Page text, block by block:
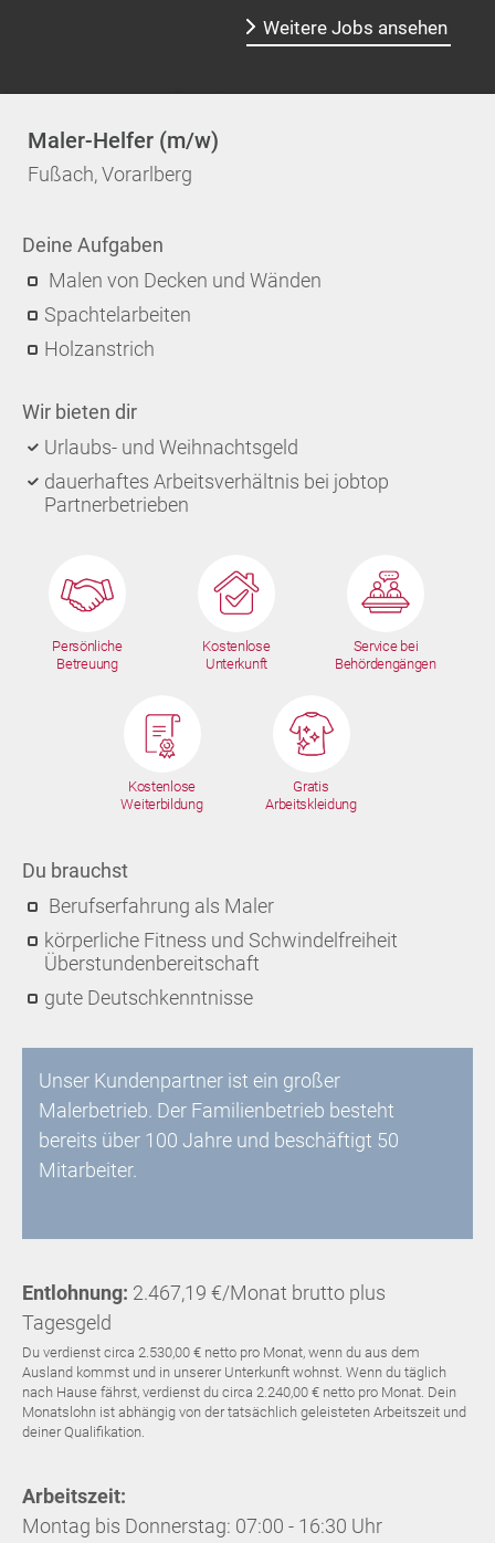
Weitere Jobs ansehen
Maler-Helfer (m/w)
Fußach, Vorarlberg
Deine Aufgaben
Malen von Decken und Wänden
Spachtelarbeiten
Holzanstrich
Wir bieten dir
Urlaubs- und Weihnachtsgeld
dauerhaftes Arbeitsverhältnis bei jobtop
Partnerbetrieben
Persönliche
Betreuung
Kostenlose
Unterkunft
Service bei
Behördengängen
Kostenlose
Weiterbildung
Gratis
Arbeitskleidung
Du brauchst
Berufserfahrung als Maler
körperliche Fitness und Schwindelfreiheit
Überstundenbereitschaft
gute Deutschkenntnisse
Unser Kundenpartner ist ein großer
Malerbetrieb. Der Familienbetrieb besteht
bereits über 100 Jahre und beschäftigt 50
Mitarbeiter.
Entlohnung: 2.467,19 €/Monat brutto plus
Tagesgeld
Du verdienst circa 2.530,00 € netto pro Monat, wenn du aus dem
Ausland kommst und in unserer Unterkunft wohnst. Wenn du täglich
nach Hause fährst, verdienst du circa 2.240,00 € netto pro Monat. Dein
Monatslohn ist abhängig von der tatsächlich geleisteten Arbeitszeit und
deiner Qualifikation.
Arbeitszeit:
Montag bis Donnerstag: 07:00 - 16:30 Uhr